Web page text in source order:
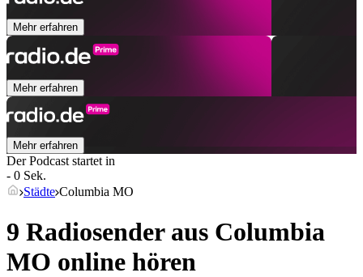
Mehr erfahren
Mehr erfahren
Mehr erfahren
Der Podcast startet in
- 0 Sek.
Städte Columbia MO
9 Radiosender aus Columbia
MO online hören